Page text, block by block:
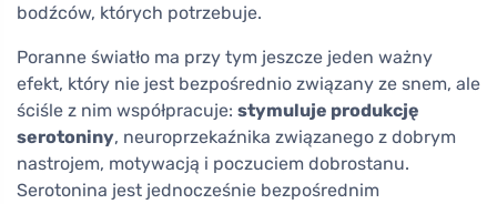
bodźców, których potrzebuje.
Poranne światło ma przy tym jeszcze jeden ważny
efekt, który nie jest bezpośrednio związany ze snem, ale
ściśle z nim współpracuje: stymuluje produkcję
serotoniny, neuroprzekaźnika związanego z dobrym
nastrojem, motywacją i poczuciem dobrostanu.
Serotonina jest jednocześnie bezpośrednim